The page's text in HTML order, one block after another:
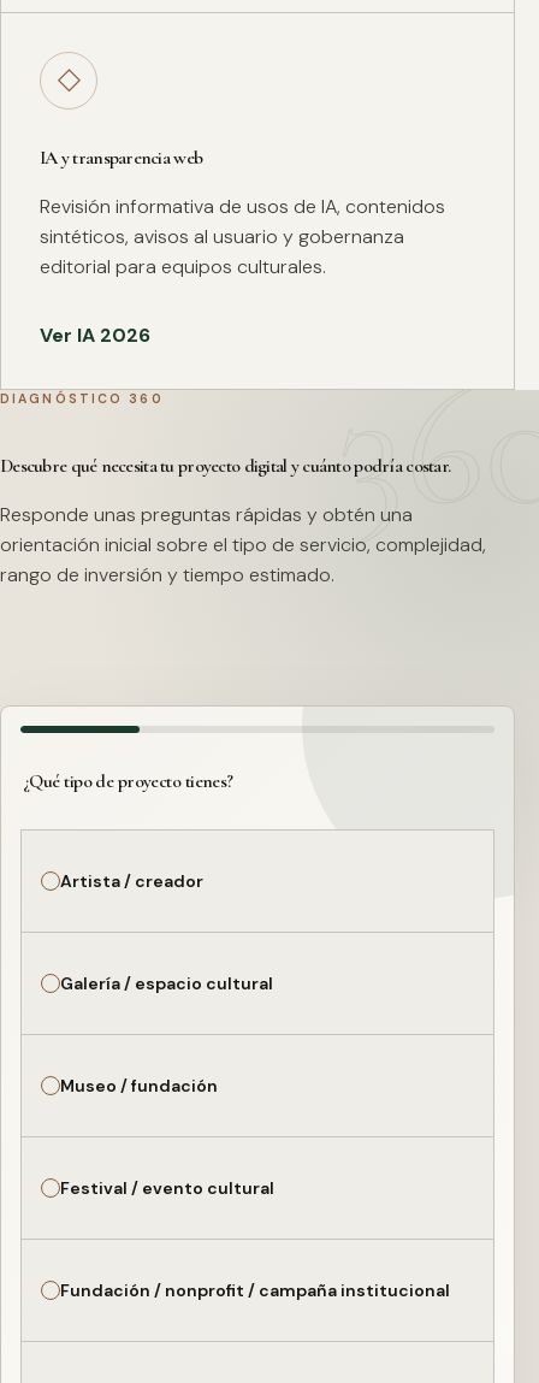
◇
IA y transparencia web
Revisión informativa de usos de IA, contenidos
sintéticos, avisos al usuario y gobernanza
editorial para equipos culturales.
Ver IA 2026
DIAGNÓSTICO 360
Descubre qué necesita tu proyecto digital y cuánto podría costar.
Responde unas preguntas rápidas y obtén una
orientación inicial sobre el tipo de servicio, complejidad,
rango de inversión y tiempo estimado.
¿Qué tipo de proyecto tienes?
Artista / creador
Galería / espacio cultural
Museo / fundación
Festival / evento cultural
Fundación / nonprofit / campaña institucional